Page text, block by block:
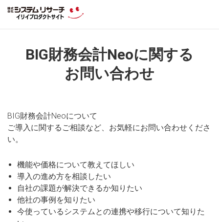
BIG財務会計Neoに関する
お問い合わせ
BIG財務会計Neoについて
ご導入に関するご相談など、お気軽にお問い合わせくださ
い。
機能や価格について教えてほしい
導入の進め方を相談したい
自社の課題が解決できるか知りたい
他社の事例を知りたい
今使っているシステムとの連携や移行について知りた